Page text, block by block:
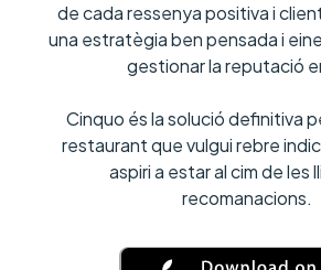
de cada ressenya positiva i
una estratègia ben pensada i
gestionar la reputació
Cinquo és la solució definitiva
restaurant que vulgui rebre
aspiri a estar al cim de les
recomanacions.